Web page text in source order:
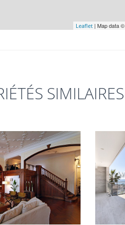
Leaflet| Map data ©
SIMILAIRES